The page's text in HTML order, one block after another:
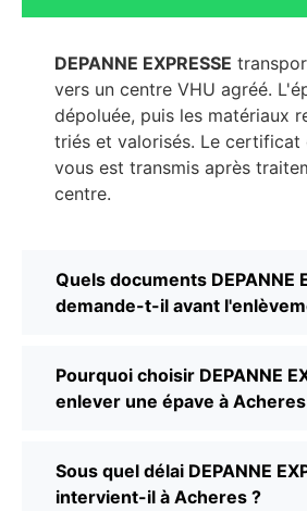
DEPANNE EXPRESSE
vers un centre VHU agréé.
dépoluée, puis les matériaux
triés et valorisés. Le certificat
vous est transmis après
centre.
Quels documents DEPANNE
demande-t-il avant
Pourquoi choisir DEPANNE
enlever une épave à
Sous quel délai DEPANNE
intervient-il à Acheres ?